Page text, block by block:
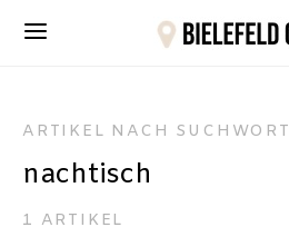
ARTIKEL NACH SUCHWORT
nachtisch
1 ARTIKEL